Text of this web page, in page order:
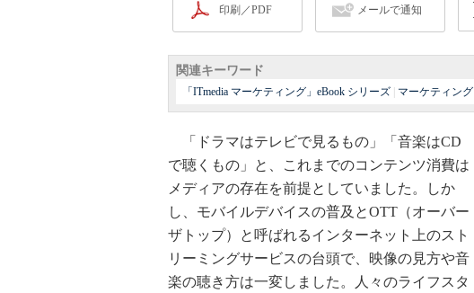
印刷／PDF メールで通知
関連キーワード
「ITmedia マーケティング」eBook シリーズ マーケティング
「ドラマはテレビで見るもの」「音楽はCD
で聴くもの」と、これまでのコンテンツ消費は
メディアの存在を前提としていました。しか
し、モバイルデバイスの普及とOTT（オーバー
ザトップ）と呼ばれるインターネット上のスト
リーミングサービスの台頭で、映像の見方や音
楽の聴き方は一変しました。人々のライフスタ